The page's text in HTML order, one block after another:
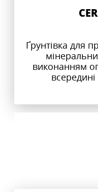
Ґрунтівка для
виконанням
всередині